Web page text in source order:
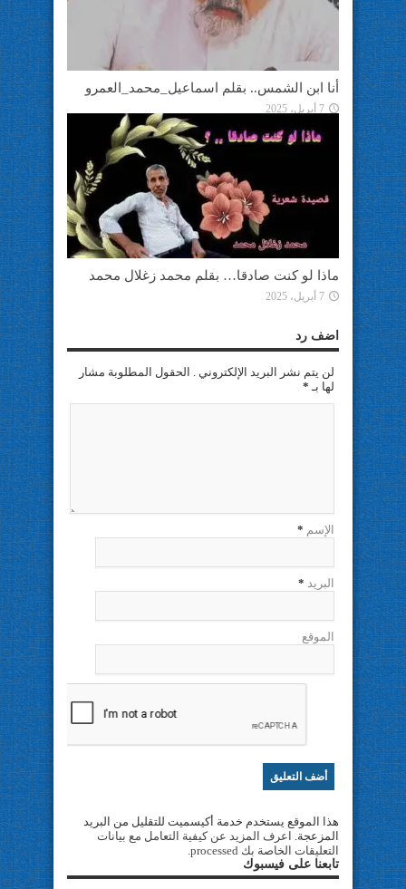
أنا ابن الشمس.. بقلم اسماعيل_محمد_العمرو
7 أبريل، 2025
ماذا لو كنت صادقا… بقلم محمد زغلال محمد
7 أبريل، 2025
اضف رد
لن يتم نشر البريد الإلكتروني . الحقول المطلوبة مشار
لها بـ *
الإسم *
البريد *
الموقع
هذا الموقع يستخدم خدمة أكيسميت للتقليل من البريد
المزعجة. اعرف المزيد عن كيفية التعامل مع بيانات
التعليقات الخاصة بك processed
.
تابعنا على فيسبوك